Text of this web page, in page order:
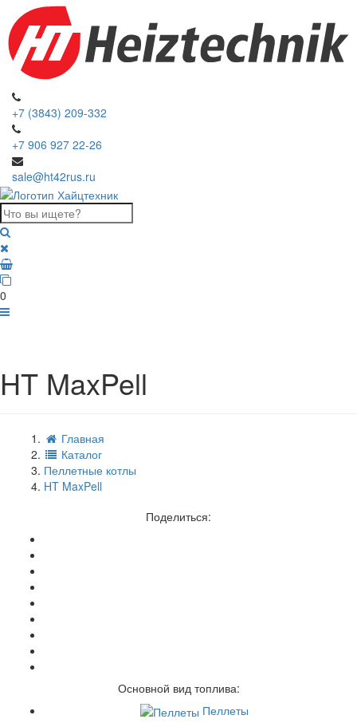
+7 (3843) 209-332
+7 906 927 22-26
sale@ht42rus.ru
0
HT MaxPell
Главная
Каталог
Пеллетные котлы
HT MaxPell
Поделиться:
Основной вид топлива:
Пеллеты